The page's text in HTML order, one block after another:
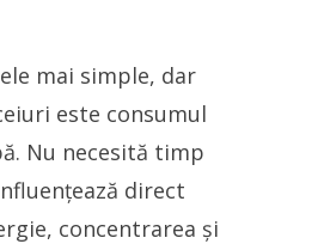
mai simple, dar
este consumul
Nu necesită timp
direct
concentrarea și